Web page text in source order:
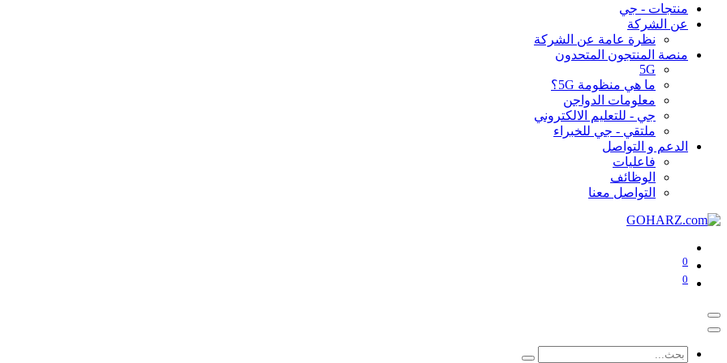
منتجات - جي
عن الشركة
نظرة عامة عن الشركة
منصة المنتجون المتحدون
5G
ما هي منظومة 5G؟
معلومات الدواجن
جي - للتعليم الالكتروني
ملتقي - جي للخبراء
الدعم و التواصل
فاعليات
الوظائف
التواصل معنا
0
0